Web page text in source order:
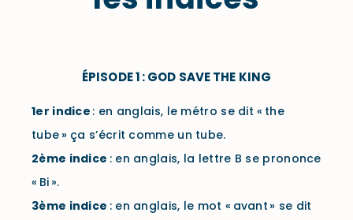
ÉPISODE 1 : GOD SAVE THE KING
1er indice : en anglais, le métro se dit « the
tube » ça s’écrit comme un tube.
2ème indice :en anglais, la lettre B se prononce
« Bi ».
3ème indice : en anglais, le mot « avant » se dit